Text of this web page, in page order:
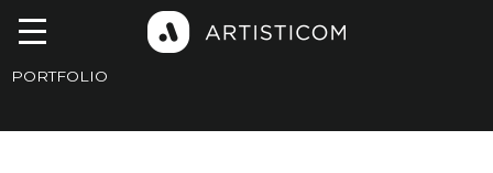
PORTFOLIO